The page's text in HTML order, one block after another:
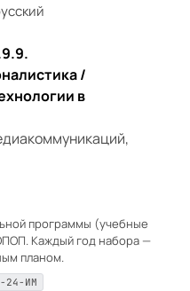
/
в
программы (учебные
Каждый год набора —
планом.
24-ИМ